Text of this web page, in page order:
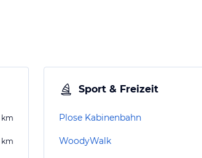
km
km
Sport & Freizeit
Plose Kabinenbahn
WoodyWalk